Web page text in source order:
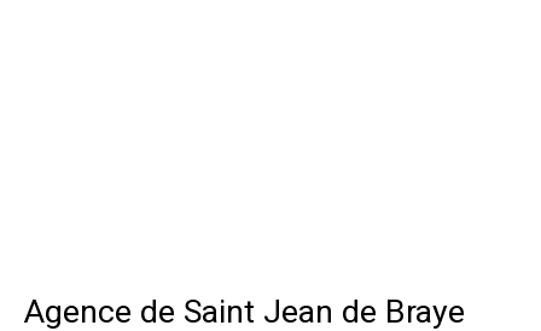
Agence de Saint Jean de Braye